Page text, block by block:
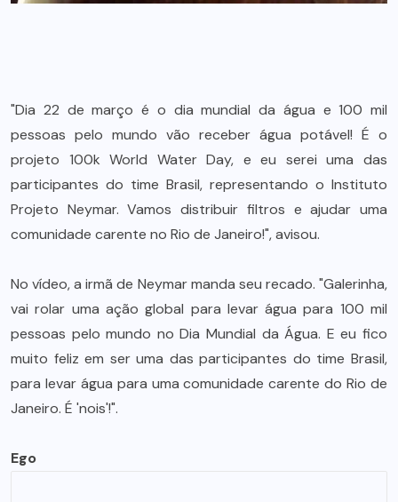
"Dia 22 de março é o dia mundial da água e 100 mil
pessoas pelo mundo vão receber água potável! É o
projeto 100k World Water Day, e eu serei uma das
participantes do time Brasil, representando o Instituto
Projeto Neymar. Vamos distribuir filtros e ajudar uma
comunidade carente no Rio de Janeiro!", avisou.
No vídeo, a irmã de Neymar manda seu recado. "Galerinha,
vai rolar uma ação global para levar água para 100 mil
pessoas pelo mundo no Dia Mundial da Água. E eu fico
muito feliz em ser uma das participantes do time Brasil,
para levar água para uma comunidade carente do Rio de
Janeiro. É 'nois'!".
Ego